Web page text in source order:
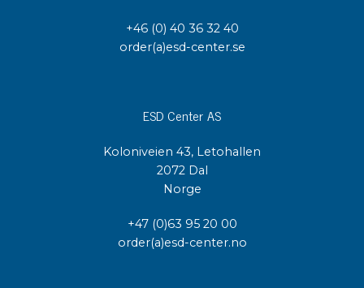
+46 (0) 40 36 32 40
order(a)esd-center.se
ESD Center AS
Koloniveien 43, Letohallen
2072 Dal
Norge
+47 (0)63 95 20 00
order(a)esd-center.no